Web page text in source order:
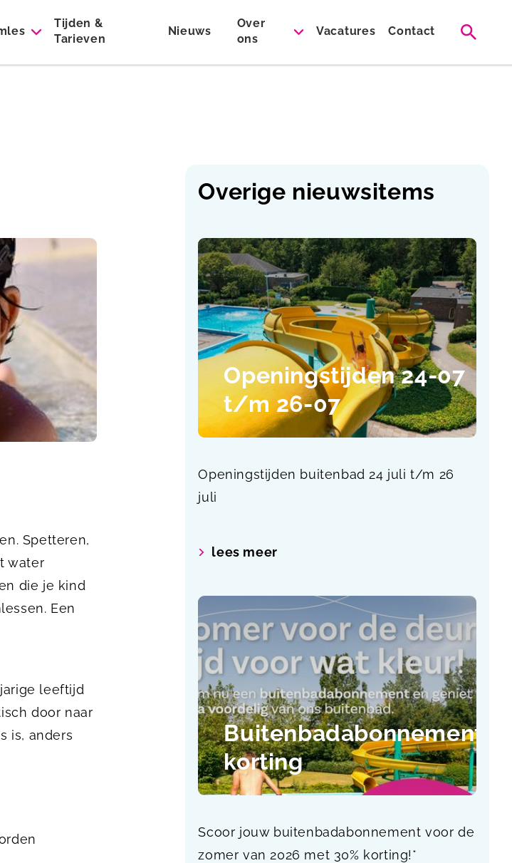
Tijden &
Tarieven
Nieuws
Over
ons
Vacatures Contact
Spetteren,
water
die je kind
Een
leeftijd
door naar
is, anders
Overige nieuwsitems
Openingstijden 24-07
t/m 26-07
Openingstijden buitenbad 24 juli t/m 26
juli
lees meer
Buitenbadabonnement
korting
Scoor jouw buitenbadabonnement voor de
zomer van 2026 met 30% korting!*